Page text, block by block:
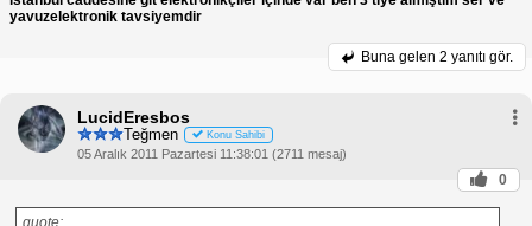
da genellikle termal macun satar. Bu mağazalar,
termal macun dahil olmak üzere bilgisayar
bileşenlerinin geniş bir yelpazesini sunar.
perakendeciler, farklı markalardan ve boyutlardan
çok çeşitli termal macunlar sunar. Çevrimiçi
alışverişin rahatlığının yanı sıra, çevrimiçi
{Termal macun nerede satılır}
Çevrimiçi perakendeciler
yavuzelektronik tavsiyemdir
Buna gelen 2 yanıtı gör.
LucidEresbos
Teğmen Konu Sahibi
05 Aralık 2011 Pazartesi 11:38:01 (2711 mesaj)
0
quote: